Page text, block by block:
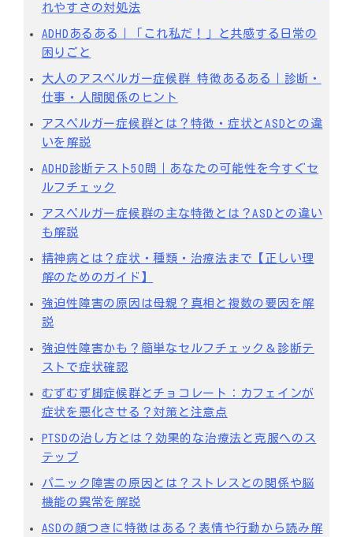
れやすさの対処法
ADHDあるある｜「これ私だ！」と共感する日常の
困りごと
大人のアスペルガー症候群 特徴あるある｜診断・
仕事・人間関係のヒント
アスペルガー症候群とは？特徴・症状とASDとの違
いを解説
ADHD診断テスト50問｜あなたの可能性を今すぐセ
ルフチェック
アスペルガー症候群の主な特徴とは？ASDとの違い
も解説
精神病とは？症状・種類・治療法まで【正しい理
解のためのガイド】
強迫性障害の原因は母親？真相と複数の要因を解
説
強迫性障害かも？簡単なセルフチェック＆診断テ
ストで症状確認
むずむず脚症候群とチョコレート：カフェインが
症状を悪化させる？対策と注意点
PTSDの治し方とは？効果的な治療法と克服へのス
テップ
パニック障害の原因とは？ストレスとの関係や脳
機能の異常を解説
ASDの顔つきに特徴はある？表情や行動から読み解